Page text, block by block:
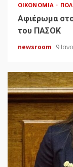
ΟΙΚΟΝΟΜΊΑ
Αφιέρωμα
του ΠΑΣΟΚ
newsroom 9